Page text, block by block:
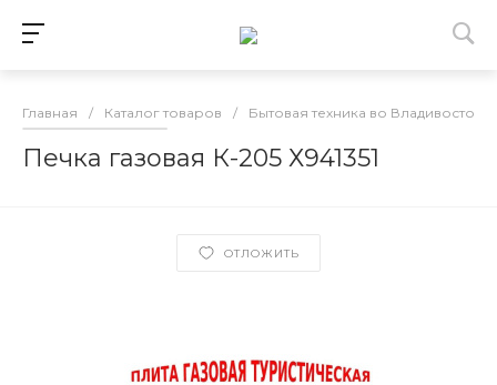
Главная / Каталог товаров / Бытовая техника во Владивостоке
Печка газовая К-205 Х941351
ОТЛОЖИТЬ